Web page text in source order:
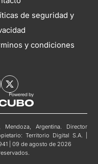
de seguridad y
y condiciones
Argentina. Director
Territorio Digital S.A. |
| 09 de agosto de 2026